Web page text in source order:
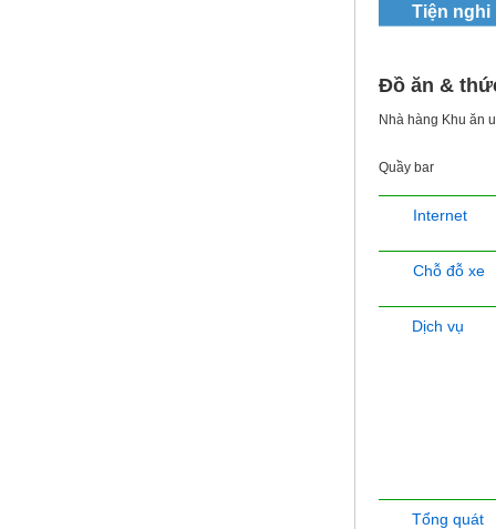
Tiện nghi
Đồ ăn &
Nhà hàng Khu ăn
Quầy bar
Internet
Chỗ đỗ xe
Dịch vụ
Tổng quát